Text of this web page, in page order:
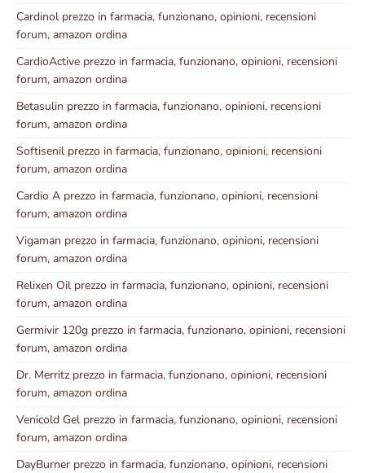
Cardinol prezzo in farmacia, funzionano, opinioni, recensioni
forum, amazon ordina
CardioActive prezzo in farmacia, funzionano, opinioni, recensioni
forum, amazon ordina
Betasulin prezzo in farmacia, funzionano, opinioni, recensioni
forum, amazon ordina
Softisenil prezzo in farmacia, funzionano, opinioni, recensioni
forum, amazon ordina
Cardio A prezzo in farmacia, funzionano, opinioni, recensioni
forum, amazon ordina
Vigaman prezzo in farmacia, funzionano, opinioni, recensioni
forum, amazon ordina
Relixen Oil prezzo in farmacia, funzionano, opinioni, recensioni
forum, amazon ordina
Germivir 120g prezzo in farmacia, funzionano, opinioni, recensioni
forum, amazon ordina
Dr. Merritz prezzo in farmacia, funzionano, opinioni, recensioni
forum, amazon ordina
Venicold Gel prezzo in farmacia, funzionano, opinioni, recensioni
forum, amazon ordina
DayBurner prezzo in farmacia, funzionano, opinioni, recensioni